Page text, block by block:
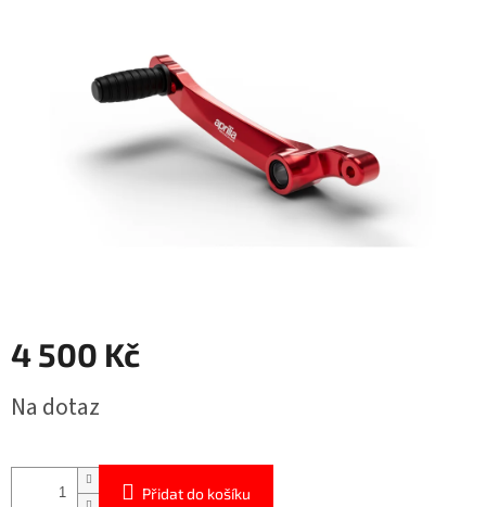
4 500 Kč
cena:
Na dotaz
Přidat do košíku